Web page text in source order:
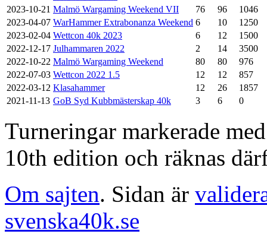
2023-10-21 Malmö Wargaming Weekend VII 76 96
1046
2023-04-07 WarHammer Extrabonanza Weekend 6 10
1250
2023-02-04 Wettcon 40k 2023 6 12
1500
2022-12-17 Julhammaren 2022 2 14
3500
2022-10-22 Malmö Wargaming Weekend 80 80
976
2022-07-03 Wettcon 2022 1.5 12 12
857
2022-03-12 Klasahammer 12 26
1857
2021-11-13 GoB Syd Kubbmästerskap 40k 3 6 0
Turneringar markerade
10th edition och räknas
Om sajten. Sidan är
svenska40k.se